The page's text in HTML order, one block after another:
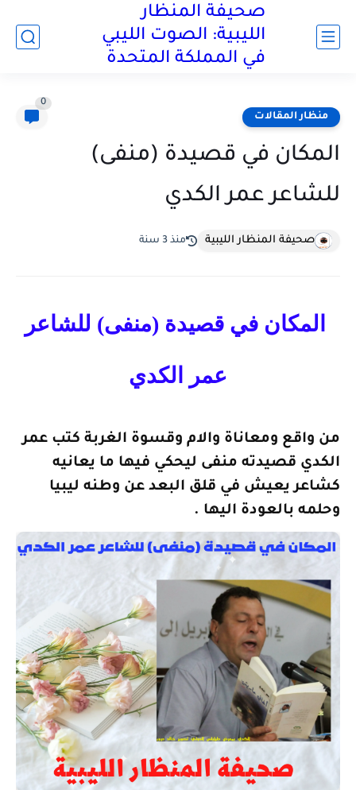
صحيفة المنظار
الليبية: الصوت الليبي
في المملكة المتحدة
منظار المقالات
0
المكان في قصيدة (منفى)
للشاعر عمر الكدي
صحيفة المنظار الليبية منذ 3 سنة
المكان في قصيدة (منفى) للشاعر
عمر الكدي
من واقع ومعاناة والام وقسوة الغربة كتب عمر
الكدي قصيدته منفى ليحكي فيها ما يعانيه
كشاعر يعيش في قلق البعد عن وطنه ليبيا
وحلمه بالعودة اليها .